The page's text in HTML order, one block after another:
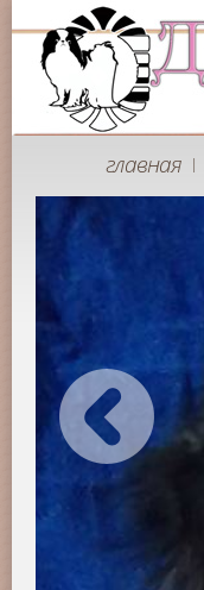
главная |